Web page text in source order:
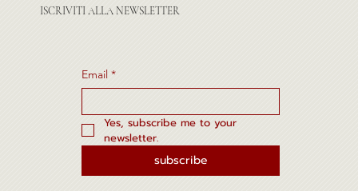
ISCRIVITI ALLA NEWSLETTER
Email *
Yes, subscribe me to your
newsletter.
subscribe